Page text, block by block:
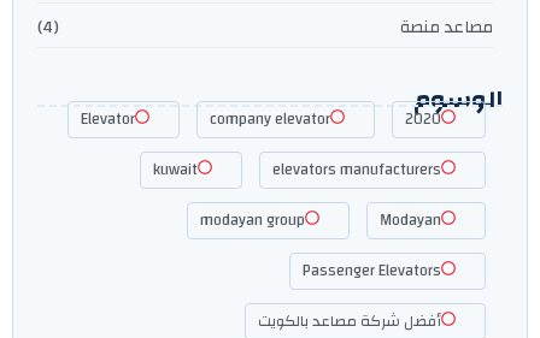
مصاعد منصة
(4)
الوسوم
2020
company elevator
Elevator
elevators manufacturers
kuwait
Modayan
modayan group
Passenger Elevators
أفضل شركة مصاعد بالكويت